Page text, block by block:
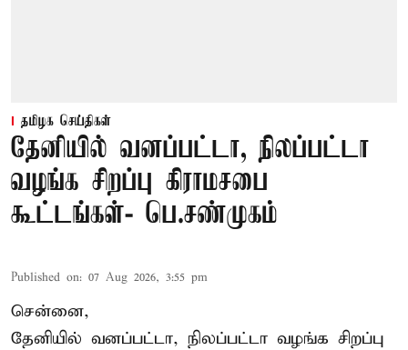
தமிழக செய்திகள்
தேனியில் வனப்பட்டா, நிலப்பட்டா
வழங்க சிறப்பு கிராமசபை
கூட்டங்கள்- பெ.சண்முகம்
Published on: 07 Aug 2026, 3:55 pm
சென்னை,
தேனியில் வனப்பட்டா, நிலப்பட்டா வழங்க சிறப்பு